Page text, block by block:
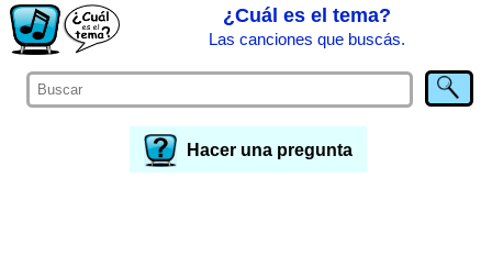
¿Cuál es el tema?
Las canciones que buscás.
Hacer una pregunta